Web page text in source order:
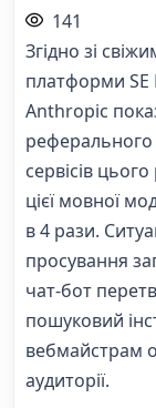
141
Згідно зі
платформи
Anthropic
реферального
сервісів
цієї мовної
в 4 рази.
просування
чат-бот
пошуковий
вебмайстрам
аудиторії.